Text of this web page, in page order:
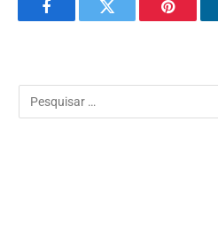
FacebookTwitter